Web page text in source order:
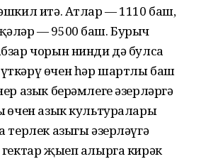
итә. Атлар — 1110 баш,
— 9500 баш. Бурыч
чорын нинди дә булса
өчен һәр шартлы баш
азык берәмлеге әзерләргә
өчен азык культуралары
терлек азыгы әзерләүгә
гектар җыеп алырга кирәк